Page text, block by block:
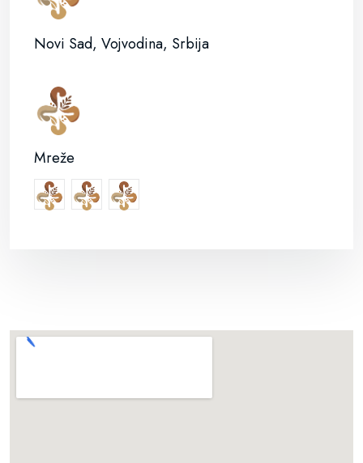
Novi Sad, Vojvodina, Srbija
Mreže